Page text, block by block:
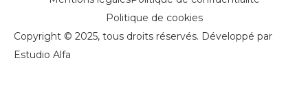
Politique de cookies
Copyright © 2025, tous droits réservés. Développé par
Estudio Alfa